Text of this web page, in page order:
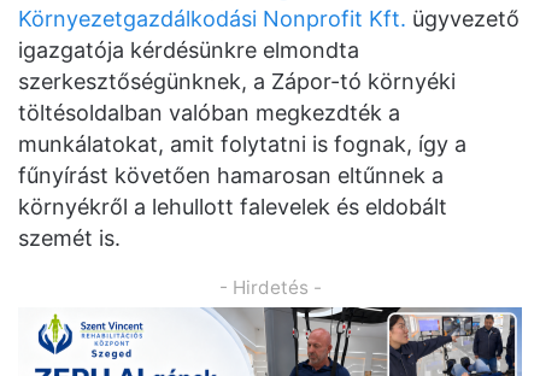
Környezetgazdálkodási Nonprofit Kft. ügyvezető
igazgatója kérdésünkre elmondta
szerkesztőségünknek, a Zápor-tó környéki
töltésoldalban valóban megkezdték a
munkálatokat, amit folytatni is fognak, így a
fűnyírást követően hamarosan eltűnnek a
környékről a lehullott falevelek és eldobált
szemét is.
- Hirdetés -